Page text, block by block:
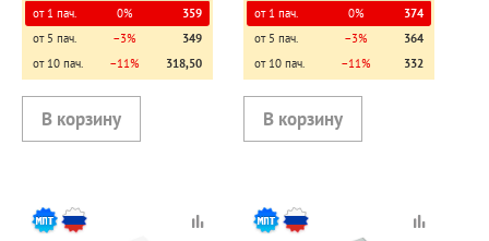
от 1 пач. 0%
359
от 5 пач.
−3%
349
от 10 пач.
−11% 318,50
от 1 пач. 0%
374
от 5 пач.
−3%
364
от 10 пач.
−11% 332